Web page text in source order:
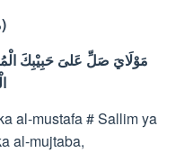
)
َمَوْلَايَ صَلِّ عَلىَ حَبِيْبِكَ
al-mustafa # Sallim ya
al-mujtaba,